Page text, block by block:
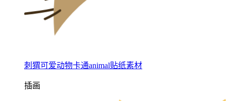
刺猬可爱动物卡通animal贴纸素材
插画